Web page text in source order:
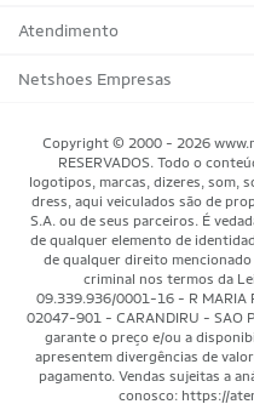
Programa de Afiliados
Regulamentos
Programa de Integridade
Blog
Black Friday Magalu
Black Friday Netshoes
Lojas Físicas
Corrida
Bicicletas
Basquete
Motorsport
Saúde Bem-Estar
Aventura
Mundo das Raquetes
Marcas
Tipos de Produtos
Atendimento
Trocas e devoluções
Minha Conta
Meus Pedidos
Pagamentos
Cancelamentos
Segurança & Privacidade
Como Comprar
Netshoes Empresas
Copyright © 2000 - 2026
RESERVADOS. Todo o
logotipos, marcas, dizeres, som,
dress, aqui veiculados são de
S.A. ou de seus parceiros. É
de qualquer elemento de
de qualquer direito
criminal nos termos da
09.339.936/0001-16 - R MARIA
02047-901 - CARANDIRU - SAO
garante o preço e/ou a
apresentem divergências de
pagamento. Vendas sujeitas a
conosco: https://